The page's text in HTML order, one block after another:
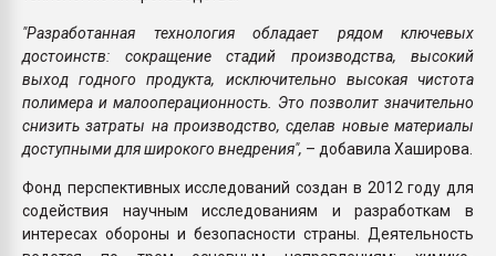
"Разработанная технология обладает рядом ключевых
достоинств: сокращение стадий производства, высокий
выход годного продукта, исключительно высокая чистота
полимера и малооперационность. Это позволит значительно
снизить затраты на производство, сделав новые материалы
доступными для широкого внедрения", – добавила Хаширова.
Фонд перспективных исследований создан в 2012 году для
содействия научным исследованиям и разработкам в
интересах обороны и безопасности страны. Деятельность